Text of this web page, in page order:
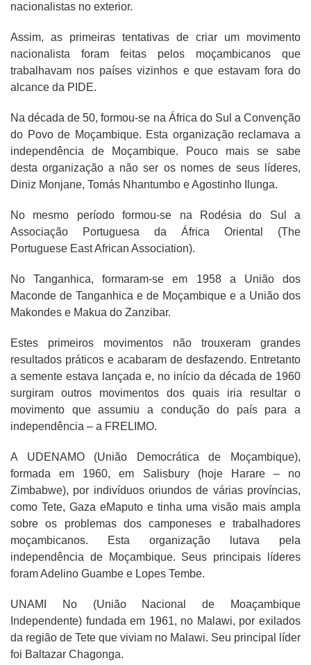
nacionalistas no exterior.
Assim, as primeiras tentativas de criar um movimento
nacionalista foram feitas pelos moçambicanos que
trabalhavam nos países vizinhos e que estavam fora do
alcance da PIDE.
Na década de 50, formou-se na África do Sul a Convenção
do Povo de Moçambique. Esta organização reclamava a
independência de Moçambique. Pouco mais se sabe
desta organização a não ser os nomes de seus líderes,
Diniz Monjane, Tomás Nhantumbo e Agostinho Ilunga.
No mesmo período formou-se na Rodésia do Sul a
Associação Portuguesa da África Oriental (The
Portuguese East African Association).
No Tanganhica, formaram-se em 1958 a União dos
Maconde de Tanganhica e de Moçambique e a União dos
Makondes e Makua do Zanzibar.
Estes primeiros movimentos não trouxeram grandes
resultados práticos e acabaram de desfazendo. Entretanto
a semente estava lançada e, no início da década de 1960
surgiram outros movimentos dos quais iria resultar o
movimento que assumiu a condução do país para a
independência – a FRELIMO.
A UDENAMO (União Democrática de Moçambique),
formada em 1960, em Salisbury (hoje Harare – no
Zimbabwe), por indivíduos oriundos de várias províncias,
como Tete, Gaza eMaputo e tinha uma visão mais ampla
sobre os problemas dos camponeses e trabalhadores
moçambicanos. Esta organização lutava pela
independência de Moçambique. Seus principais líderes
foram Adelino Guambe e Lopes Tembe.
UNAMI No (União Nacional de Moaçambique
Independente) fundada em 1961, no Malawi, por exilados
da região de Tete que viviam no Malawi. Seu principal líder
foi Baltazar Chagonga.